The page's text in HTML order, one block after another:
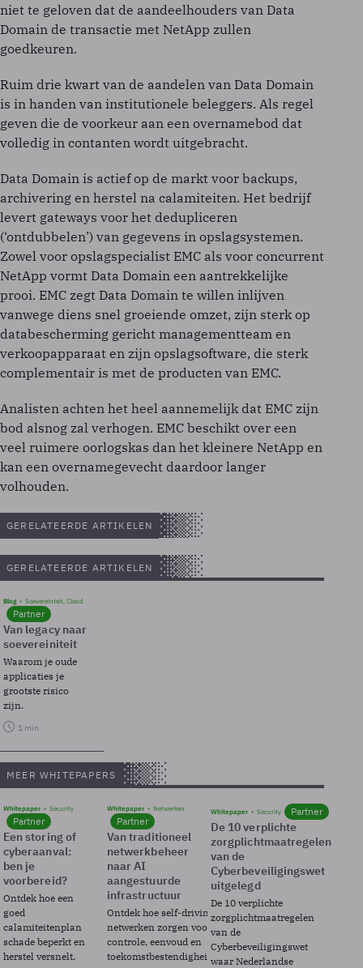
niet te geloven dat de aandeelhouders van Data
Domain de transactie met NetApp zullen
goedkeuren.
Ruim drie kwart van de aandelen van Data Domain
is in handen van institutionele beleggers. Als regel
geven die de voorkeur aan een overnamebod dat
volledig in contanten wordt uitgebracht.
Data Domain is actief op de markt voor backups,
archivering en herstel na calamiteiten. Het bedrijf
levert gateways voor het dedupliceren
(‘ontdubbelen’) van gegevens in opslagsystemen.
Zowel voor opslagspecialist EMC als voor concurrent
NetApp vormt Data Domain een aantrekkelijke
prooi. EMC zegt Data Domain te willen inlijven
vanwege diens snel groeiende omzet, zijn sterk op
databescherming gericht managementteam en
verkoopapparaat en zijn opslagsoftware, die sterk
complementair is met de producten van EMC.
Analisten achten het heel aannemelijk dat EMC zijn
bod alsnog zal verhogen. EMC beschikt over een
veel ruimere oorlogskas dan het kleinere NetApp en
kan een overnamegevecht daardoor langer
volhouden.
GERELATEERDE ARTIKELEN
GERELATEERDE ARTIKELEN
Blog Soevereinteit, Cloud
Partner
Van legacy naar
soevereiniteit
Waarom je oude
applicaties je
grootste risico
zijn.
1 min
MEER WHITEPAPERS
Whitepaper Security
Partner
Een storing of
cyberaanval:
ben je
voorbereid?
Ontdek hoe een
goed
calamiteitenplan
schade beperkt en
herstel versnelt.
Whitepaper Netwerken
Partner
Van traditioneel
netwerkbeheer
naar AI
aangestuurde
infrastructuur
Ontdek hoe self-driving
netwerken zorgen voor
controle, eenvoud en
toekomstbestendigheid.
Whitepaper Security Partner
De 10 verplichte
zorgplichtmaatregelen
van de
Cyberbeveiligingswet
uitgelegd
De 10 verplichte
zorgplichtmaatregelen
van de
Cyberbeveiligingswet
waar Nederlandse